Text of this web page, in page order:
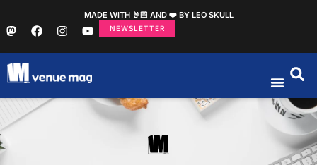
MADE WITH 🤘🏻 AND ❤️ BY LEO SKULL
NEWSLETTER